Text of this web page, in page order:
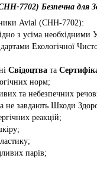
7702) Безпечна для
Avial (CHH-7702):
з усіма необхідними
Екологічної
Свідоцтва та
норм;
та небезпечних
не завдають Шкоди
реакцій;
парів;